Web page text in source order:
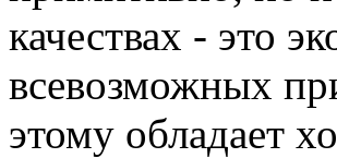
качествах - это
всевозможных
этому обладает